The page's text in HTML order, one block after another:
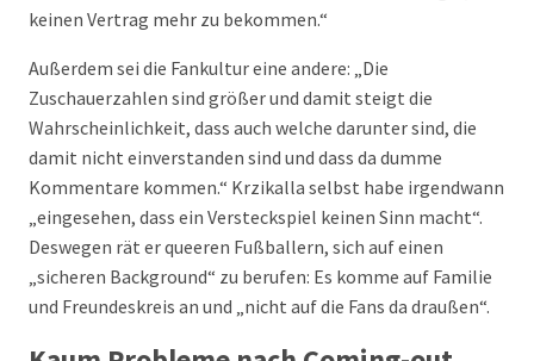
keinen Vertrag mehr zu bekommen.“
Außerdem sei die Fankultur eine andere: „Die
Zuschauerzahlen sind größer und damit steigt die
Wahrscheinlichkeit, dass auch welche darunter sind, die
damit nicht einverstanden sind und dass da dumme
Kommentare kommen.“ Krzikalla selbst habe irgendwann
„eingesehen, dass ein Versteckspiel keinen Sinn macht“.
Deswegen rät er queeren Fußballern, sich auf einen
„sicheren Background“ zu berufen: Es komme auf Familie
und Freundeskreis an und „nicht auf die Fans da draußen“.